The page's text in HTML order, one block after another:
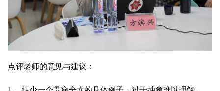
点评老师的意见与建议：